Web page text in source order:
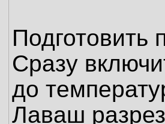
Подготовить
Сразу
до
Лаваш